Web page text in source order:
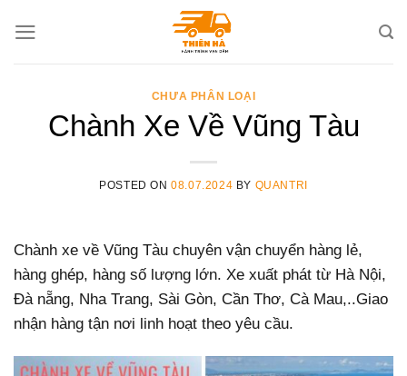
CHƯA PHÂN LOẠI
Chành Xe Về Vũng Tàu
POSTED ON08.07.2024 BY QUANTRI
Chành xe về Vũng Tàu chuyên vận chuyển hàng lẻ,
hàng ghép, hàng số lượng lớn. Xe xuất phát từ Hà Nội,
Đà nẵng, Nha Trang, Sài Gòn, Cần Thơ, Cà Mau,..Giao
nhận hàng tận nơi linh hoạt theo yêu cầu.